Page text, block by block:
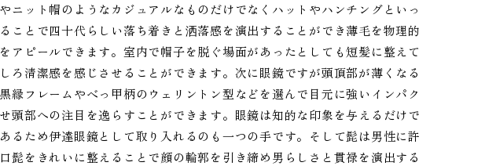
ニット帽のようなカジュアルなものだけでなくハットやハンチングといっ
ことで四十代らしい落ち着きと洒落感を演出することができ薄毛を物理的
アピールできます。室内で帽子を脱ぐ場面があったとしても短髪に整えて
ろ清潔感を感じさせることができます。次に眼鏡ですが頭頂部が薄くなる
縁フレームやべっ甲柄のウェリントン型などを選んで目元に強いインパク
頭部への注目を逸らすことができます。眼鏡は知的な印象を与えるだけで
るため伊達眼鏡として取り入れるのも一つの手です。そして髭は男性に許
髭をきれいに整えることで顔の輪郭を引き締め男らしさと貫禄を演出する